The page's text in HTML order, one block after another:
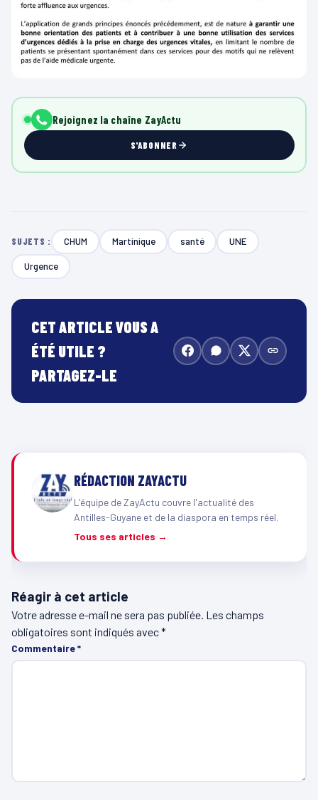
Rejoignez la chaîne ZayActu
S'ABONNER
SUJETS : CHUM Martinique santé UNE
Urgence
CET ARTICLE VOUS A
ÉTÉ UTILE ?
PARTAGEZ-LE
RÉDACTION ZAYACTU
L'équipe de ZayActu couvre l'actualité des
Antilles-Guyane et de la diaspora en temps réel.
Tous ses articles →
Réagir à cet article
Votre adresse e-mail ne sera pas publiée. Les champs
obligatoires sont indiqués avec*
Commentaire*